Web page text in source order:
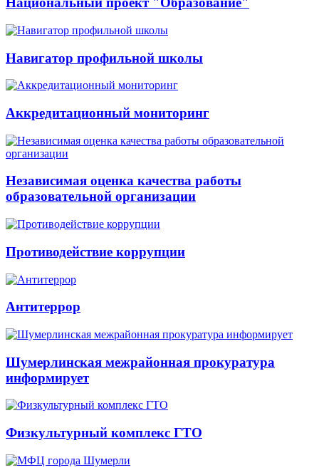
Навигатор профильной школы
Аккредитационный мониторинг
Независимая оценка качества работы
образовательной организации
Противодействие коррупции
Антитеррор
Шумерлинская межрайонная прокуратура
информирует
Физкультурный комплекс ГТО